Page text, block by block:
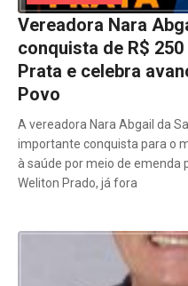
Vereadora Nara
conquista de R$
Prata e celebra
Povo
A vereadora Nara Abgail da
importante conquista para o
à saúde por meio de emenda
Weliton Prado, já fora